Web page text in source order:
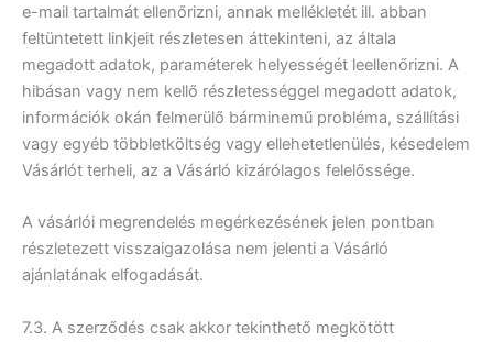
e-mail tartalmát ellenőrizni, annak mellékletét ill. abban
feltüntetett linkjeit részletesen áttekinteni, az általa
megadott adatok, paraméterek helyességét leellenőrizni. A
hibásan vagy nem kellő részletességgel megadott adatok,
információk okán felmerülő bárminemű probléma, szállítási
vagy egyéb többletköltség vagy ellehetetlenülés, késedelem
Vásárlót terheli, az a Vásárló kizárólagos felelőssége.
A vásárlói megrendelés megérkezésének jelen pontban
részletezett visszaigazolása nem jelenti a Vásárló
ajánlatának elfogadását.
7.3. A szerződés csak akkor tekinthető megkötött